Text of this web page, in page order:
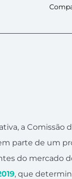
a Comissão
parte de um
do mercado
, que